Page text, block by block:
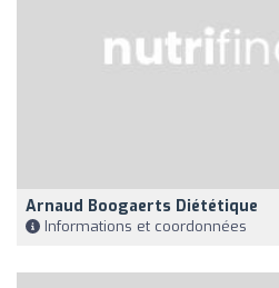
Arnaud Boogaerts Diététique
Informations et coordonnées